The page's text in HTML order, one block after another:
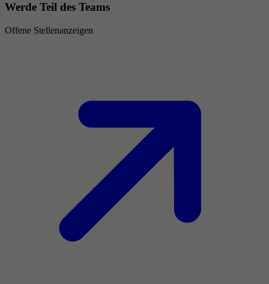
Werde Teil des Teams
Offene Stellenanzeigen